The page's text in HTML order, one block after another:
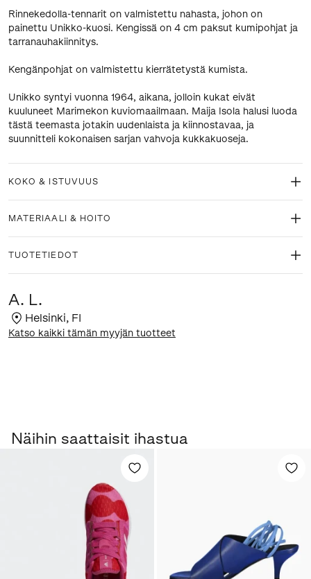
Rinnekedolla-tennarit on valmistettu nahasta, johon on
painettu Unikko-kuosi. Kengissä on 4 cm paksut kumipohjat ja
tarranauhakiinnitys.
Kengänpohjat on valmistettu kierrätetystä kumista.
Unikko syntyi vuonna 1964, aikana, jolloin kukat eivät
kuuluneet Marimekon kuviomaailmaan. Maija Isola halusi luoda
tästä teemasta jotakin uudenlaista ja kiinnostavaa, ja
suunnitteli kokonaisen sarjan vahvoja kukkakuoseja.
KOKO & ISTUVUUS
MATERIAALI & HOITO
TUOTETIEDOT
A. L.
Helsinki, FI
Katso kaikki tämän myyjän tuotteet
Näihin saattaisit ihastua